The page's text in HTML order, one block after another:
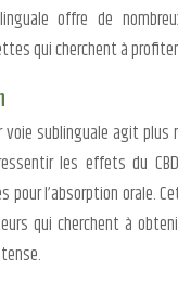
offre de
qui cherchent à
voie sublinguale agit plus
les effets du
pour l’absorption orale.
qui cherchent à